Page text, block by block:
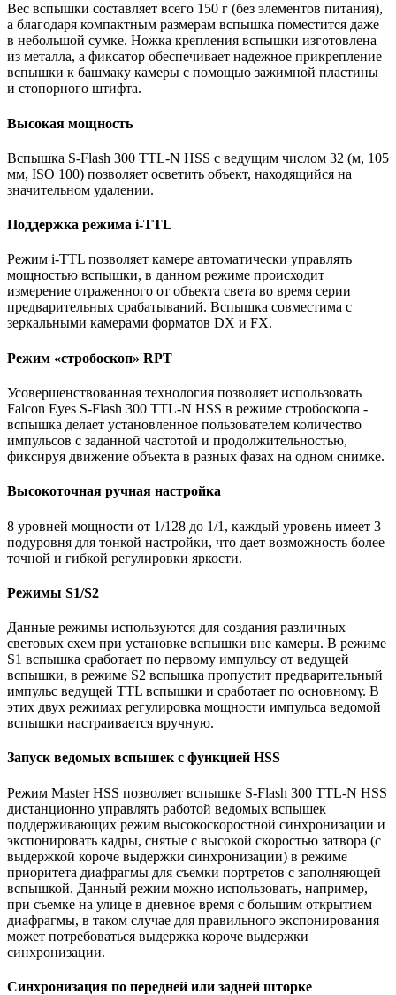
Вес вспышки составляет всего 150 г (без элементов питания),
а благодаря компактным размерам вспышка поместится даже
в небольшой сумке. Ножка крепления вспышки изготовлена
из металла, а фиксатор обеспечивает надежное прикрепление
вспышки к башмаку камеры с помощью зажимной пластины
и стопорного штифта.
Высокая мощность
Вспышка S-Flash 300 TTL-N HSS с ведущим числом 32 (м, 105
мм, ISO 100) позволяет осветить объект, находящийся на
значительном удалении.
Поддержка режима i-TTL
Режим i-TTL позволяет камере автоматически управлять
мощностью вспышки, в данном режиме происходит
измерение отраженного от объекта света во время серии
предварительных срабатываний. Вспышка совместима с
зеркальными камерами форматов DX и FX.
Режим «стробоскоп» RPT
Усовершенствованная технология позволяет использовать
Falcon Eyes S-Flash 300 TTL-N HSS в режиме стробоскопа -
вспышка делает установленное пользователем количество
импульсов с заданной частотой и продолжительностью,
фиксируя движение объекта в разных фазах на одном снимке.
Высокоточная ручная настройка
8 уровней мощности от 1/128 до 1/1, каждый уровень имеет 3
подуровня для тонкой настройки, что дает возможность более
точной и гибкой регулировки яркости.
Режимы S1/S2
Данные режимы используются для создания различных
световых схем при установке вспышки вне камеры. В режиме
S1 вспышка сработает по первому импульсу от ведущей
вспышки, в режиме S2 вспышка пропустит предварительный
импульс ведущей TTL вспышки и сработает по основному. В
этих двух режимах регулировка мощности импульса ведомой
вспышки настраивается вручную.
Запуск ведомых вспышек с функцией HSS
Режим Master HSS позволяет вспышке S-Flash 300 TTL-N HSS
дистанционно управлять работой ведомых вспышек
поддерживающих режим высокоскоростной синхронизации и
экспонировать кадры, снятые с высокой скоростью затвора (с
выдержкой короче выдержки синхронизации) в режиме
приоритета диафрагмы для съемки портретов с заполняющей
вспышкой. Данный режим можно использовать, например,
при съемке на улице в дневное время с большим открытием
диафрагмы, в таком случае для правильного экспонирования
может потребоваться выдержка короче выдержки
синхронизации.
Синхронизация по передней или задней шторке